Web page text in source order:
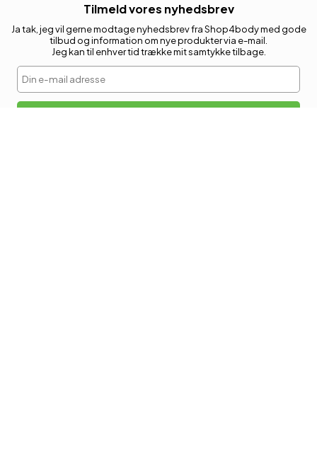
Tilmeld vores nyhedsbrev
Ja tak, jeg vil gerne modtage nyhedsbrev fra Shop4body med gode
tilbud og information om nye produkter via e-mail.
Jeg kan til enhver tid trække mit samtykke tilbage.
Din e-mail adresse